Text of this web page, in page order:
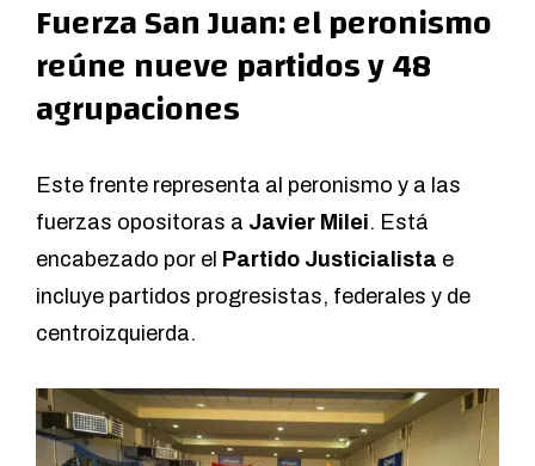
Fuerza San Juan: el peronismo
reúne nueve partidos y 48
agrupaciones
Este frente representa al peronismo y a las
fuerzas opositoras a Javier Milei. Está
encabezado por el Partido Justicialista e
incluye partidos progresistas, federales y de
centroizquierda.